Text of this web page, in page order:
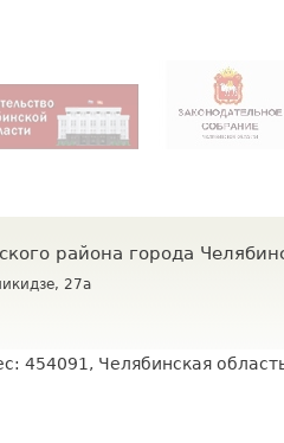
района города
27а
454091, Челябинская